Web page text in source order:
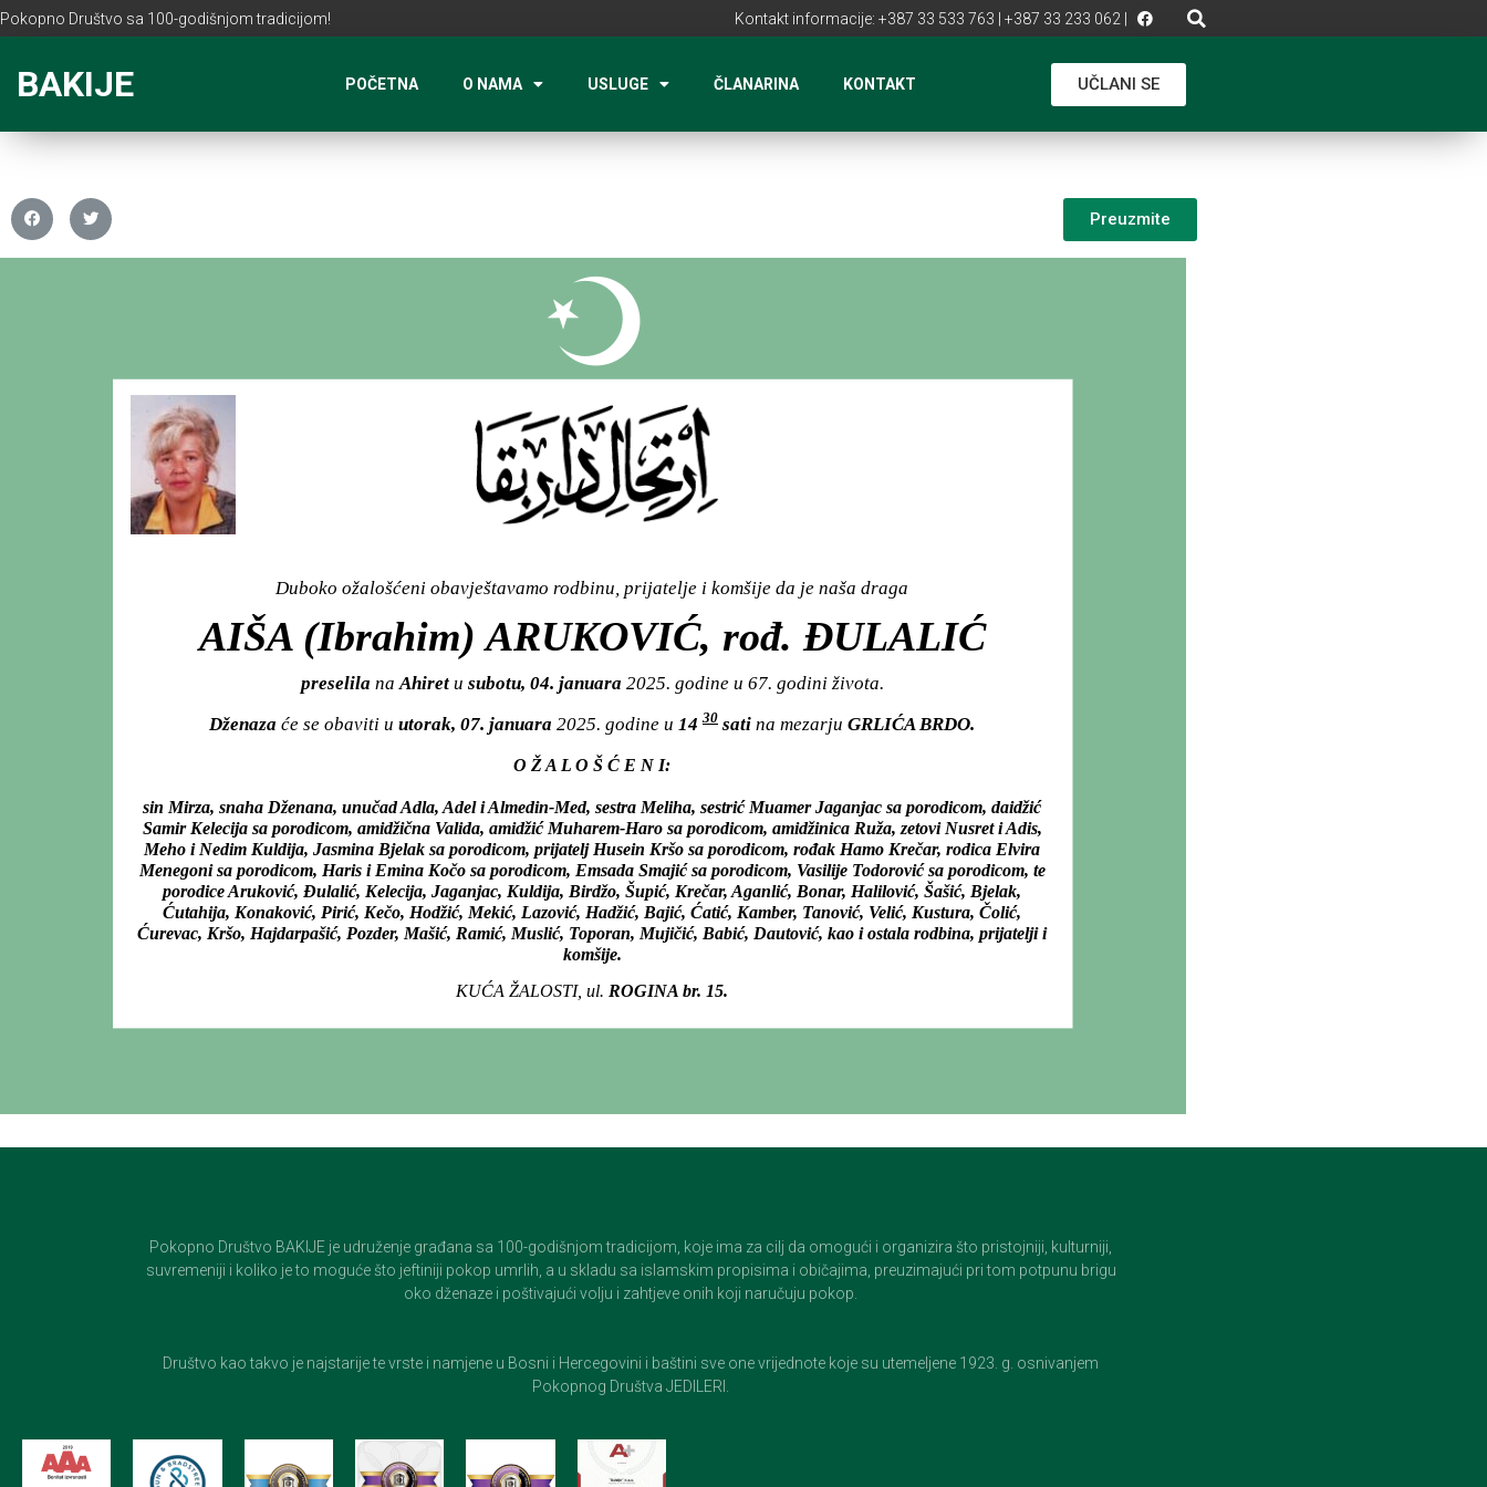
Pokopno Društvo sa 100-godišnjom tradicijom! Kontakt informacije: +387 33 533 763 | +387 33 233 062 |
BAKIJE POČETNA O NAMA USLUGE ČLANARINA KONTAKT UČLANI SE
Preuzmite
Duboko ožalošćeni obavještavamo rodbinu, prijatelje i komšije da je naša draga
AIŠA (Ibrahim) ARUKOVIĆ, rođ. ĐULALIĆ
preselila naAhiretu subotu, 04. januara 2025. godine u 67. godini života.
Dženaza će se obaviti u utorak, 07. januara 2025. godine u 14 30 sati na mezarju GRLIĆA BRDO.
O Ž A L O Š Ć E N I:
sin Mirza, snaha Dženana, unučad Adla, Adel i Almedin-Med, sestra Meliha, sestrić Muamer Jaganjac sa porodicom, daidžić
Samir Kelecija sa porodicom, amidžična Valida, amidžić Muharem-Haro sa porodicom, amidžinica Ruža, zetovi Nusret i Adis,
Meho i Nedim Kuldija, Jasmina Bjelak sa porodicom, prijatelj Husein Kršo sa porodicom, rođak Hamo Krečar, rodica Elvira
Menegoni sa porodicom, Haris i Emina Kočo sa porodicom, Emsada Smajić sa porodicom, Vasilije Todorović sa porodicom, te
porodice Aruković, Đulalić, Kelecija, Jaganjac, Kuldija, Birdžo, Šupić, Krečar, Aganlić, Bonar, Halilović, Šašić, Bjelak,
Ćutahija, Konaković, Pirić, Kečo, Hodžić, Mekić, Lazović, Hadžić, Bajić, Ćatić, Kamber, Tanović, Velić, Kustura, Čolić,
Ćurevac, Kršo, Hajdarpašić, Pozder, Mašić, Ramić, Muslić, Toporan, Mujičić, Babić, Dautović, kao i ostala rodbina, prijatelji i
komšije.
KUĆA ŽALOSTI, ul. ROGINA br. 15.
Pokopno Društvo BAKIJE je udruženje građana sa 100-godišnjom tradicijom, koje ima za cilj da omogući i organizira što pristojniji, kulturniji,
suvremeniji i koliko je to moguće što jeftiniji pokop umrlih, a u skladu sa islamskim propisima i običajima, preuzimajući pri tom potpunu brigu
oko dženaze i poštivajući volju i zahtjeve onih koji naručuju pokop.
Društvo kao takvo je najstarije te vrste i namjene u Bosni i Hercegovini i baštini sve one vrijednote koje su utemeljene 1923. g. osnivanjem
Pokopnog Društva JEDILERI.